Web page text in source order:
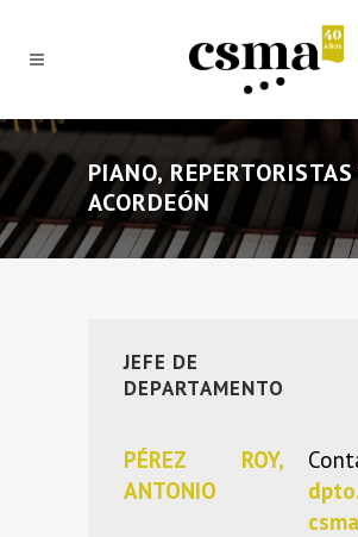
PIANO,
ACORDEÓN
JEFE DE
DEPARTAMENTO
PÉREZ ROY,
ANTONIO